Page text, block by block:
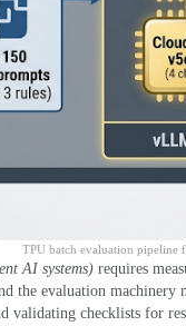
TPU batch evaluation pipeline
AI systems) requires
the evaluation
validating checklists for